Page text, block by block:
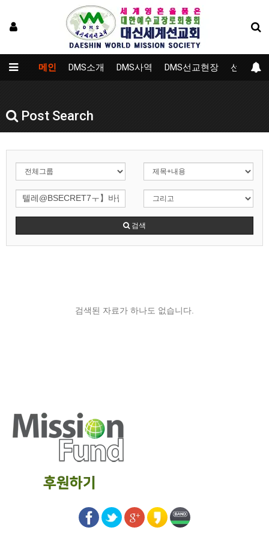
메인 DMS소개 DMS사역 DMS선교현장 선교대학
Post Search
검색
검색된 자료가 하나도 없습니다.